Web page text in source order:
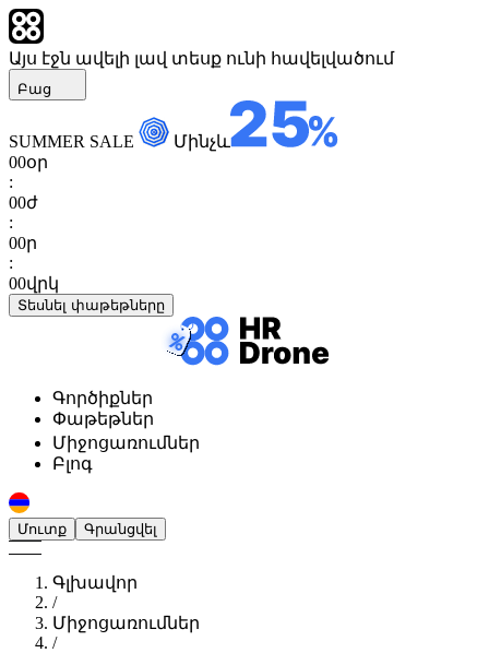
Այս էջն ավելի լավ տեսք ունի հավելվածում
Բաց
SUMMER SALE
Մինչև
00օր
:
00ժ
:
00ր
:
00վրկ
Տեսնել փաթեթները
Գործիքներ
Փաթեթներ
Միջոցառումներ
Բլոգ
Մուտք Գրանցվել
Գլխավոր
/
Միջոցառումներ
/